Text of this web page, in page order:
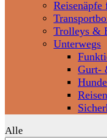
Reisenäpfe
Trolleys &
Unterwegs
Gurt-
Alle